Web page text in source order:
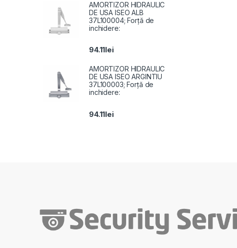
AMORTIZOR HIDRAULIC
DE USA ISEO ALB
37L100004; Forță de
inchidere:
94.11lei
AMORTIZOR HIDRAULIC
DE USA ISEO ARGINTIU
37L100003; Forță de
inchidere:
94.11lei